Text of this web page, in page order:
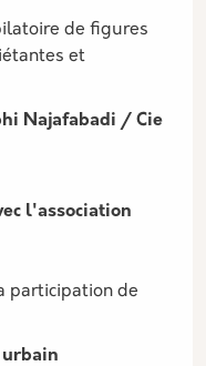
de figures
et
Najafabadi / Cie
l'association
participation de
urbain